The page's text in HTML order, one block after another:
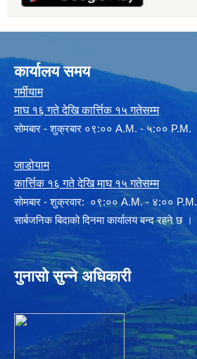
कार्यालय समय
गर्मीयाम
माघ १६ गते देखि कार्त्तिक १५ गतेसम्म
सोमबार - शुक्रबार ०९:०० A.M. - ५:०० P.M.
जाडोयाम
कार्त्तिक १६ गते देखि माघ १५ गतेसम्म
साेमबार - शुक्रवार: ०९:०० A.M. - ४:०० P.M.
सार्बजनिक बिदाको दिनमा कार्यालय बन्द रहने छ ।
गुनासो सुन्ने अधिकारी